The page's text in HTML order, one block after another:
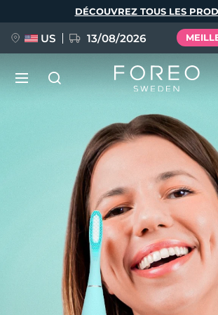
DÉCOUVREZ TOUS LES
US 13/08/2026
Profil
Mes
FAQ™ Pure Beauty-Tech Elixir
BREAKING NEWS
issa™ Teeth Whitening Set
Deutsch
Français
Italiano
Svenska
简体中文 繁